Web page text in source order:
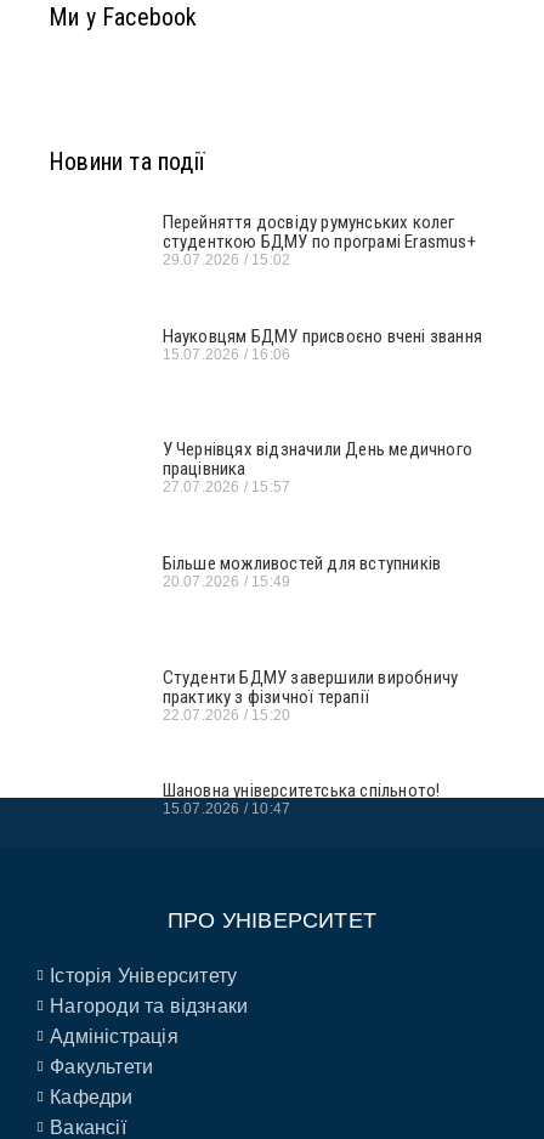
Ми у Facebook
Новини та події
Перейняття досвіду румунських колег
студенткою БДМУ по програмі Erasmus+
29.07.2026 15:02
Науковцям БДМУ присвоєно вчені звання
15.07.2026 16:06
У Чернівцях відзначили День медичного
працівника
27.07.2026 15:57
Більше можливостей для вступників
20.07.2026 15:49
Студенти БДМУ завершили виробничу
практику з фізичної терапії
22.07.2026 15:20
Шановна університетська спільното!
15.07.2026 10:47
ПРО УНІВЕРСИТЕТ
Історія Університету
Нагороди та відзнаки
Адміністрація
Факультети
Кафедри
Вакансії